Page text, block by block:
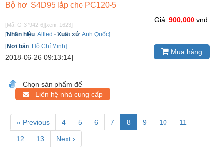
Bộ hơi S4D95 lắp cho PC120-5
[Mã: G-37942-6] [xem: 1623]
[Nhãn hiệu:Allied - Xuất xứ:Anh Quốc]
[Nơi bán: Hồ Chí Minh]
2018-06-26 09:13:14]
Giá: 900,000 vnđ
Mua hàng
Chọn sản phẩm để
Liên hệ nhà cung cấp
« Previous 4 5 6 7 8 9 10 11
12 13 Next ›